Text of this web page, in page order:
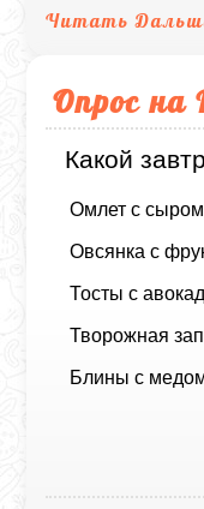
Читать
Опрос на
Какой
Омлет с сыром
Овсянка с
Тосты с
Творожная
Блины с